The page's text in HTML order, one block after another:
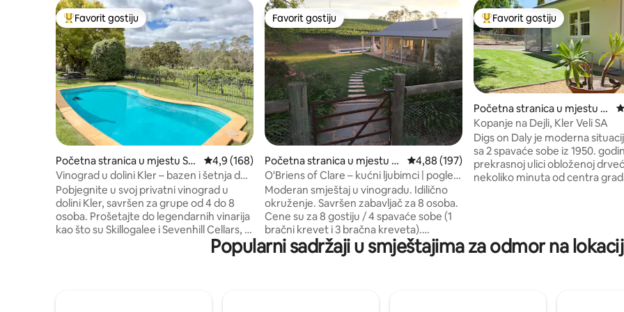
Glavni favorit gostiju
Favorit gostiju
Početna stranica u mjestu Se
venhill
prosječna ocjena 4,9 od 5, recenzija: 168
4,9 (168)
Vinograd u dolini Kler – bazen i šetnja do
vinarija
Pobjegnite u svoj privatni vinograd u
dolini Kler, savršen za grupe od 4 do 8
osoba. Prošetajte do legendarnih vinarija
kao što su Skillogalee i Sevenhill Cellars, a
zatim se vratite da se opustite pored
bazena, uživate u dugačkim ručkovima i
Favorit gostiju
Favorit gostiju
Početna stranica u mjestu Cl
are
prosječna ocjena 4,88 od 5, recenzija: 197
4,88 (197)
O'Briens of Clare – kućni ljubimci | pogled
na vinograd | ognjište
Moderan smještaj u vinogradu. Idilično
okruženje. Savršen zabavljač za 8 osoba.
Cene su za 8 gostiju / 4 spavaće sobe (1
bračni krevet i 3 bračna kreveta).
Kombinacija karaktera i modernog.
Široke terase za opuštanje. Bazen u
Glavni favorit gostiju
Favorit gostiju
Početna stranica u mjestu Cl
are
Kopanje na Dejli, Kler Veli SA
Digs on Daly je moderna
sa 2 spavaće sobe iz 1950.
prekrasnoj ulici obloženoj
nekoliko minuta od centra
prodavnice, restorane, pijace i
se vozite biciklom na stazi
Popularni sadržaji u smještajima za odmor na